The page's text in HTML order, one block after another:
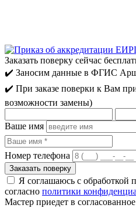
Заказать поверку сейчас
✔️ Заносим данные в ФГИС
✔️ При заказе поверки к Вам
возможности замены)
Ваше имя
Номер телефона
Я соглашаюсь с обработкой
согласно политики
Мастер приедет в